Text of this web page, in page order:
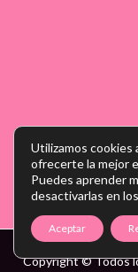
Copyright © Todos
Utilizamos cookies
ofrecerte la mejor
Puedes aprender
desactivarlas en los
Aceptar